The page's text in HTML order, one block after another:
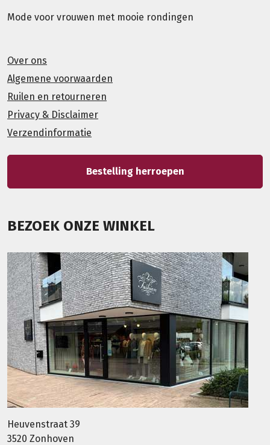
Mode voor vrouwen met mooie rondingen
Over ons
Algemene voorwaarden
Ruilen en retourneren
Privacy & Disclaimer
Verzendinformatie
Bestelling herroepen
BEZOEK ONZE WINKEL
Heuvenstraat 39
3520 Zonhoven